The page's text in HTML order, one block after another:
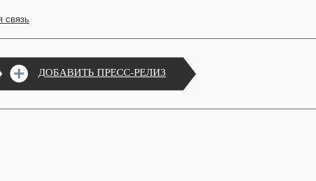
связь
ДОБАВИТЬ ПРЕСС-РЕЛИЗ